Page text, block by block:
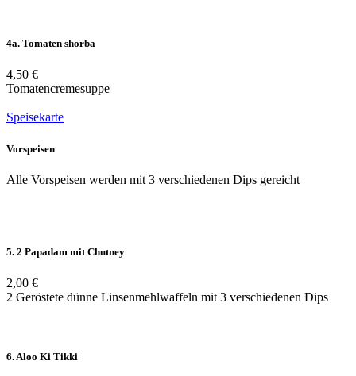
4a. Tomaten shorba
4,50 €
Tomatencremesuppe
Speisekarte
Vorspeisen
Alle Vorspeisen werden mit 3 verschiedenen Dips gereicht
5. 2 Papadam mit Chutney
2,00 €
2 Geröstete dünne Linsenmehlwaffeln mit 3 verschiedenen Dips
6. Aloo Ki Tikki